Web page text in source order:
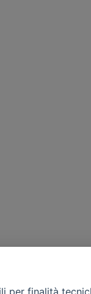
per finalità